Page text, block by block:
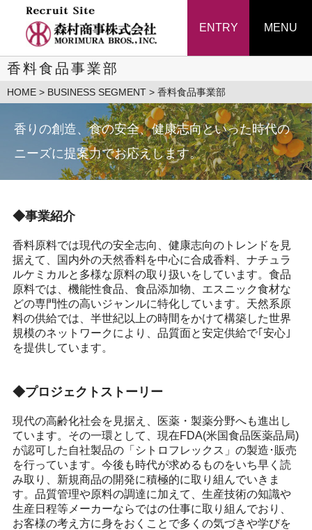
ENTRY MENU
香料食品事業部
HOME > BUSINESS SEGMENT > 香料食品事業部
香りの創造、食の安全、健康志向といった時代の
ニーズに提案力でお応えします。
◆事業紹介
香料原料では現代の安全志向、健康志向のトレンドを見
据えて、国内外の天然香料を中心に合成香料、ナチュラ
ルケミカルと多様な原料の取り扱いをしています。食品
原料では、機能性食品、食品添加物、エスニック食材な
どの専門性の高いジャンルに特化しています。天然系原
料の供給では、半世紀以上の時間をかけて構築した世界
規模のネットワークにより、品質面と安定供給で｢安心｣
を提供しています。
◆プロジェクトストーリー
現代の高齢化社会を見据え、医薬・製薬分野へも進出し
ています。その一環として、現在FDA(米国食品医薬品局)
が認可した自社製品の「シトロフレックス」の製造･販売
を行っています。今後も時代が求めるものをいち早く読
み取り、新規商品の開発に積極的に取り組んでいきま
す。品質管理や原料の調達に加えて、生産技術の知識や
生産日程等メーカーならではの仕事に取り組んでおり、
お客様の考え方に身をおくことで多くの気づきや学びを